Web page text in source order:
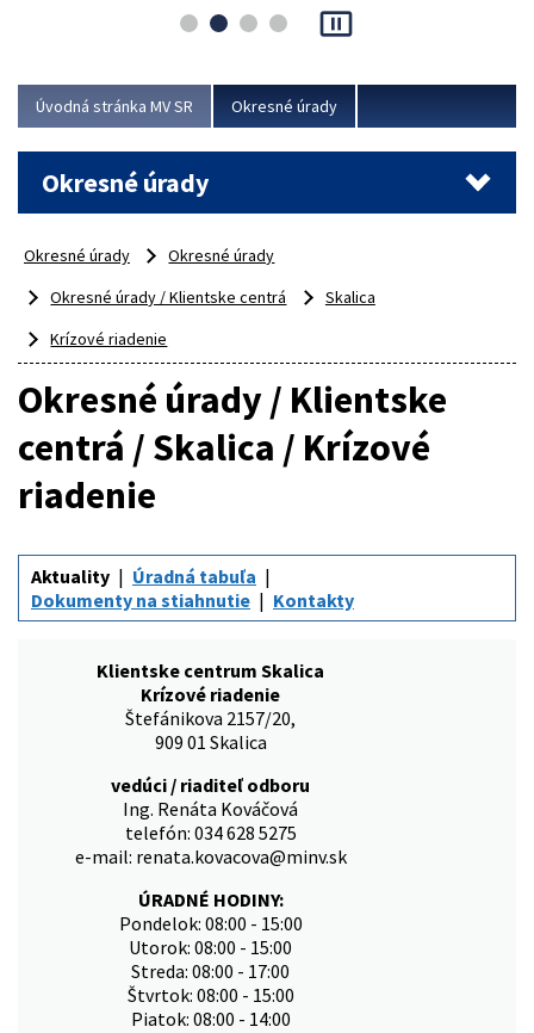
asociácie poisťovní (SLASPO) a Ministerstva vnútra SR.
Viac
pause_presentation
Úvodná stránka MV SR Okresné úrady
Okresné úrady
Okresné úrady
Okresné úrady
Okresné úrady / Klientske centrá
Skalica
Krízové riadenie
Okresné úrady / Klientske
centrá / Skalica / Krízové
riadenie
Aktuality
Úradná tabuľa
Dokumenty na stiahnutie
Kontakty
Klientske centrum Skalica
Krízové riadenie
Štefánikova 2157/20,
909 01 Skalica
vedúci / riaditeľ odboru
Ing. Renáta Kováčová
telefón: 034 628 5275
e-mail: renata.kovacova@minv.sk
ÚRADNÉ HODINY:
Pondelok: 08:00 - 15:00
Utorok: 08:00 - 15:00
Streda: 08:00 - 17:00
Štvrtok: 08:00 - 15:00
Piatok: 08:00 - 14:00